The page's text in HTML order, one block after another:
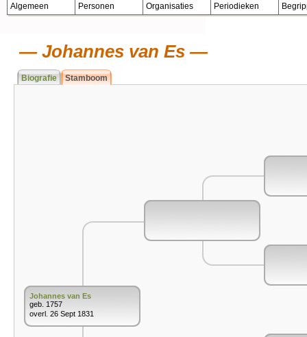
Algemeen Personen Organisaties Periodieken
Johannes van Es
Biografie Stamboom
Johannes van Es
geb. 1757
overl. 26 Sept 1831